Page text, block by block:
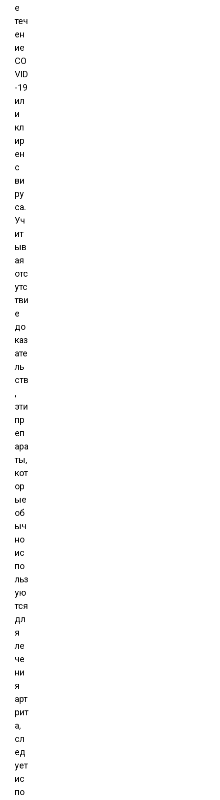
е
теч
ен
ие
CO
VID
-19
ил
и
кл
ир
ен
с
ви
ру
са.
Уч
ит
ыв
ая
отс
утс
тви
е
до
каз
ате
ль
ств
,
эти
пр
еп
ара
ты,
кот
ор
ые
об
ыч
но
ис
по
льз
ую
тся
дл
я
ле
че
ни
я
арт
рит
а,
сл
ед
ует
ис
по